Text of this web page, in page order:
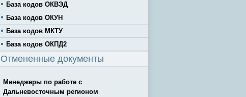
База кодов ОКВЭД
База кодов ОКУН
База кодов МКТУ
База кодов ОКПД2
Отмененные документы
Менеджеры по работе с
Дальневосточным регионом